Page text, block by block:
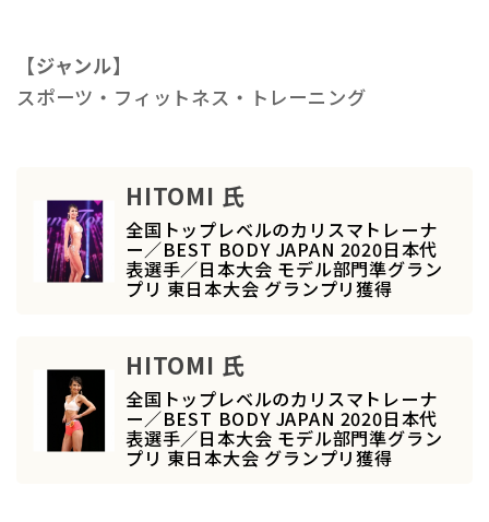
【ジャンル】
スポーツ・フィットネス・トレーニング
HITOMI 氏
全国トップレベルのカリスマトレーナ
ー／BEST BODY JAPAN 2020日本代
表選手／日本大会 モデル部門準グラン
プリ 東日本大会 グランプリ獲得
HITOMI 氏
全国トップレベルのカリスマトレーナ
ー／BEST BODY JAPAN 2020日本代
表選手／日本大会 モデル部門準グラン
プリ 東日本大会 グランプリ獲得